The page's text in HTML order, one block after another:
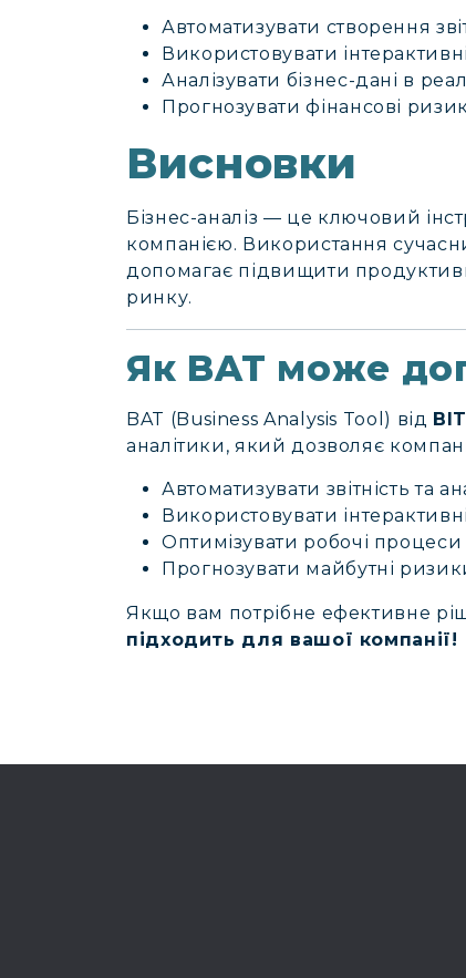
Автоматизувати створення
Використовувати
Аналізувати бізнес-дані в
Прогнозувати фінансові
Висновки
Бізнес-аналіз — це ключовий
компанією. Використання
допомагає підвищити
ринку.
Як BAT може
BAT (Business Analysis Tool) від
аналітики, який дозволяє
Автоматизувати звітність та
Використовувати
Оптимізувати робочі
Прогнозувати майбутні
Якщо вам потрібне ефективне
підходить для вашої компанії!